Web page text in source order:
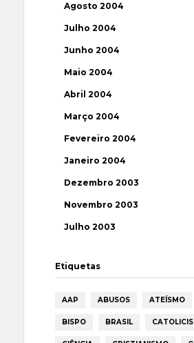
Agosto 2004
Julho 2004
Junho 2004
Maio 2004
Abril 2004
Março 2004
Fevereiro 2004
Janeiro 2004
Dezembro 2003
Novembro 2003
Julho 2003
Etiquetas
AAP ABUSOS ATEÍSMO
BISPO BRASIL